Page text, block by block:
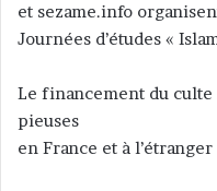
et sezame.info
Journées d’études «
Le financement du
pieuses
en France et à l’étranger